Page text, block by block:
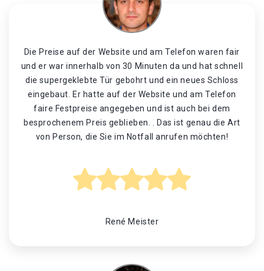
Die Preise auf der Website und am Telefon waren fair
und er war innerhalb von 30 Minuten da und hat schnell
die supergeklebte Tür gebohrt und ein neues Schloss
eingebaut. Er hatte auf der Website und am Telefon
faire Festpreise angegeben und ist auch bei dem
besprochenem Preis geblieben. . Das ist genau die Art
von Person, die Sie im Notfall anrufen möchten!
René Meister